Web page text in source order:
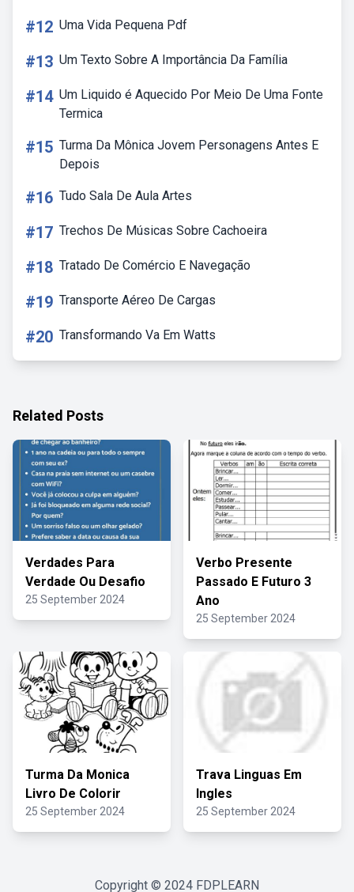
#12 Uma Vida Pequena Pdf
#13 Um Texto Sobre A Importância Da Família
#14 Um Liquido é Aquecido Por Meio De Uma Fonte
Termica
#15 Turma Da Mônica Jovem Personagens Antes E
Depois
#16 Tudo Sala De Aula Artes
#17 Trechos De Músicas Sobre Cachoeira
#18 Tratado De Comércio E Navegação
#19 Transporte Aéreo De Cargas
#20 Transformando Va Em Watts
Related Posts
Verdades Para
Verdade Ou Desafio
25 September 2024
Verbo Presente
Passado E Futuro 3
Ano
25 September 2024
Turma Da Monica
Livro De Colorir
25 September 2024
Trava Linguas Em
Ingles
25 September 2024
Copyright © 2024 FDPLEARN